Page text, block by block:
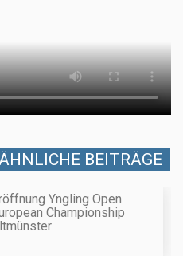
BEITRÄGE
Yngling Open
Championship